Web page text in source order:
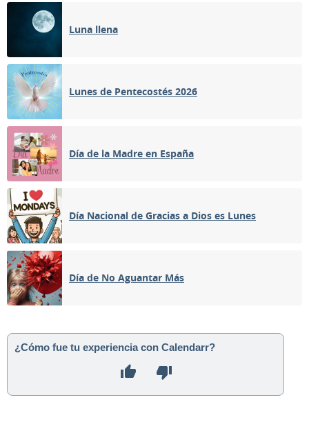
Luna llena
Lunes de Pentecostés 2026
Día de la Madre en España
Día Nacional de Gracias a Dios es Lunes
Día de No Aguantar Más
¿Cómo fue tu experiencia con Calendarr?